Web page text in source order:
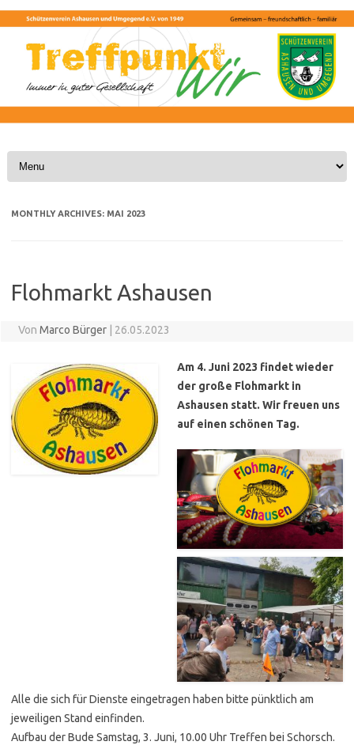
Skip to content
MONTHLY ARCHIVES: MAI 2023
Flohmarkt Ashausen
Von Marco Bürger 26.05.2023
Am 4. Juni 2023 findet wieder
der große Flohmarkt in
Ashausen statt. Wir freuen uns
auf einen schönen Tag.
Alle die sich für Dienste eingetragen haben bitte pünktlich am
jeweiligen Stand einfinden.
Aufbau der Bude Samstag, 3. Juni, 10.00 Uhr Treffen bei Schorsch.